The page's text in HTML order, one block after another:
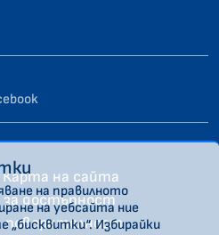
Карта на сайта
за достъпност
поверителност
на правилното
на уебсайта ние
„бисквитки“. Избирайки